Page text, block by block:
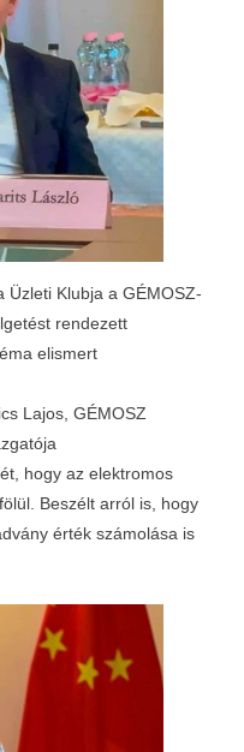
Üzleti Klubja a GÉMOSZ-
rendezett
elismert
Lajos, GÉMOSZ
hogy az elektromos
Beszélt arról is, hogy
érték számolása is